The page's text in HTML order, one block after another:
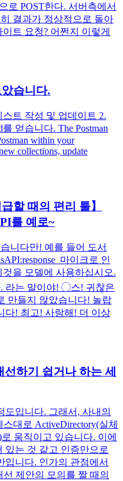
로 POST한다. 서버측에서
결과가 정상적으로 돌아
트 요청? 어쩐지 이렇게
습니다.
스트 작성 및 업데이트 2.
얻습니다. The Postman
within your
collections, update
할 때의 편리 툴】
를 예로~
니다만! 예를 들어 도서
마이크로 인
것을 모델에 사용하십시오.
라는 말이야! ◯스! 귀찮은
만들지 않았습니다! 놀랍
다! 최고! 사랑해! 더 이상
하기 쉽거나 하는 세
도입니다. 그래서, 사내의
대로 ActiveDirectory(실체
움직이고 있습니다. 이에
있는 것 같고 인증만으로
입니다. 인가의 관점에서
제안의 모의를 짤 때의